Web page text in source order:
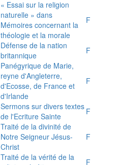
« Essai sur la religion
naturelle » dans
Mémoires concernant la
théologie et la morale
F
Défense de la nation
britannique
F
Panégyrique de Marie,
reyne d'Angleterre,
d'Ecosse, de France et
d'Irlande
F
Sermons sur divers textes
de l'Ecriture Sainte
F
Traité de la divinité de
Notre Seigneur Jésus-
Christ
F
Traité de la vérité de la
F